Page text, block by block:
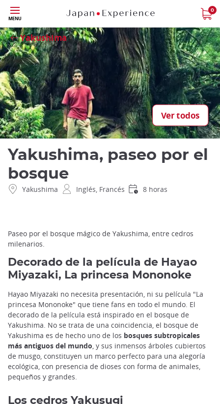
Tamaño
MENU
0
Yakushima
Ver todos
Close
Yakushima, paseo por el
bosque
Yakushima Inglés, Francés 8 horas
Paseo por el bosque mágico de Yakushima, entre cedros
milenarios.
Decorado de la película de Hayao
Miyazaki, La princesa Mononoke
Hayao Miyazaki no necesita presentación, ni su película "La
princesa Mononoke" que tiene fans en todo el mundo. El
decorado de la película está inspirado en el bosque de
Yakushima. No se trata de una coincidencia, el bosque de
Yakushima es de hecho uno de los bosques subtropicales
más antiguos del mundo, y sus inmensos árboles cubiertos
de musgo, constituyen un marco perfecto para una alegoría
ecológica, con presencia de dioses con forma de animales,
pequeños y grandes.
Los cedros Yakusugi